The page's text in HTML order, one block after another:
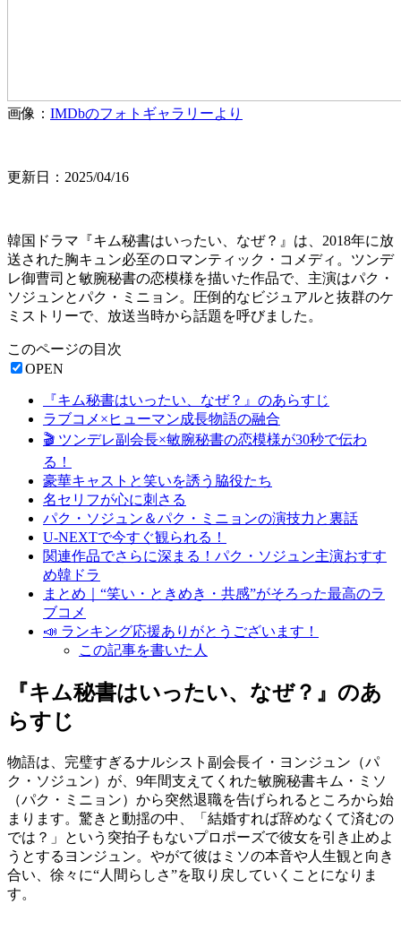
画像： IMDbのフォトギャラリーより
更新日：2025/04/16
韓国ドラマ『キム秘書はいったい、なぜ？』は、2018年に放
送された胸キュン必至のロマンティック・コメディ。ツンデ
レ御曹司と敏腕秘書の恋模様を描いた作品で、主演はパク・
ソジュンとパク・ミニョン。圧倒的なビジュアルと抜群のケ
ミストリーで、放送当時から話題を呼びました。
このページの目次
OPEN
『キム秘書はいったい、なぜ？』のあらすじ
ラブコメ×ヒューマン成長物語の融合
🎬 ツンデレ副会長×敏腕秘書の恋模様が30秒で伝わ
る！
豪華キャストと笑いを誘う脇役たち
名セリフが心に刺さる
パク・ソジュン＆パク・ミニョンの演技力と裏話
U-NEXTで今すぐ観られる！
関連作品でさらに深まる！パク・ソジュン主演おすす
め韓ドラ
まとめ｜“笑い・ときめき・共感”がそろった最高のラ
ブコメ
📣 ランキング応援ありがとうございます！
この記事を書いた人
『キム秘書はいったい、なぜ？』のあ
らすじ
物語は、完璧すぎるナルシスト副会長イ・ヨンジュン（パ
ク・ソジュン）が、9年間支えてくれた敏腕秘書キム・ミソ
（パク・ミニョン）から突然退職を告げられるところから始
まります。驚きと動揺の中、「結婚すれば辞めなくて済むの
では？」という突拍子もないプロポーズで彼女を引き止めよ
うとするヨンジュン。やがて彼はミソの本音や人生観と向き
合い、徐々に“人間らしさ”を取り戻していくことになりま
す。